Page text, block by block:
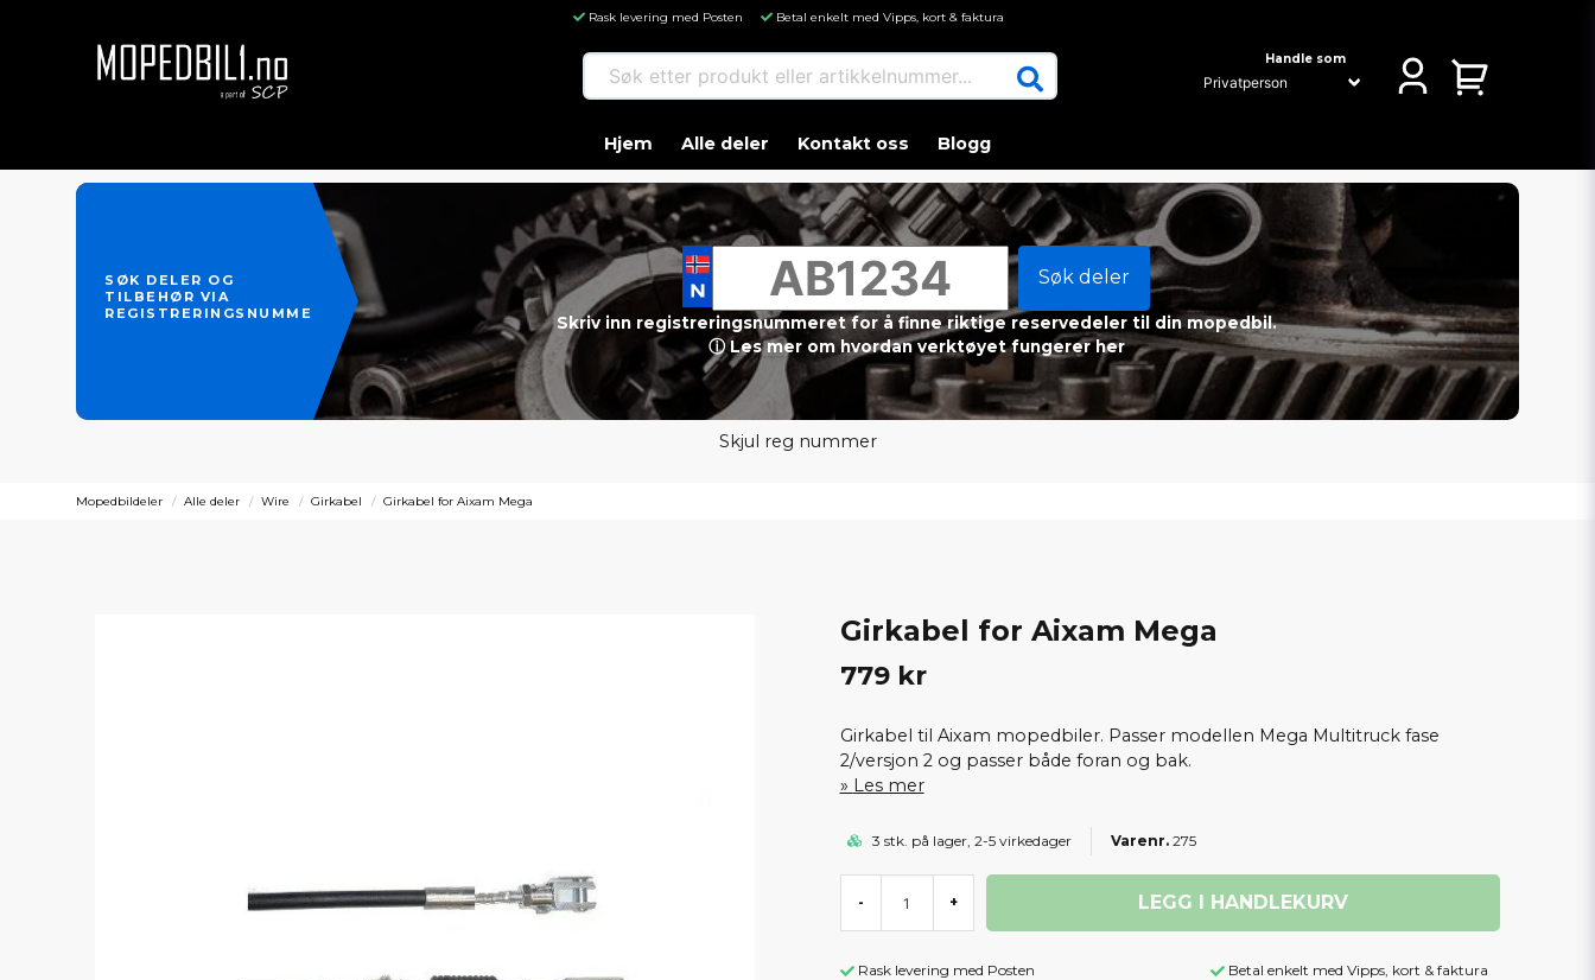
Rask levering med Posten Betal enkelt med Vipps, kort & faktura
Søk etter produkt eller artikkelnummer... Handle som
Hjem Alle deler Kontakt oss Blogg
SØK DELER OG
TILBEHØR VIA
REGISTRERINGSNUMMER
Søk deler
Skriv inn registreringsnummeret for å finne riktige reservedeler til din mopedbil.
ⓘ Les mer om hvordan verktøyet fungerer her
Skjul reg nummer
Mopedbildeler Alle deler Wire Girkabel Girkabel for Aixam Mega
Girkabel for Aixam Mega
779 kr
Girkabel til Aixam mopedbiler. Passer modellen Mega Multitruck fase
2/versjon 2 og passer både foran og bak.
Les mer
3 stk. på lager, 2-5 virkedager 275
- + LEGG I HANDLEKURV
Rask levering med Posten Betal enkelt med Vipps, kort & faktura